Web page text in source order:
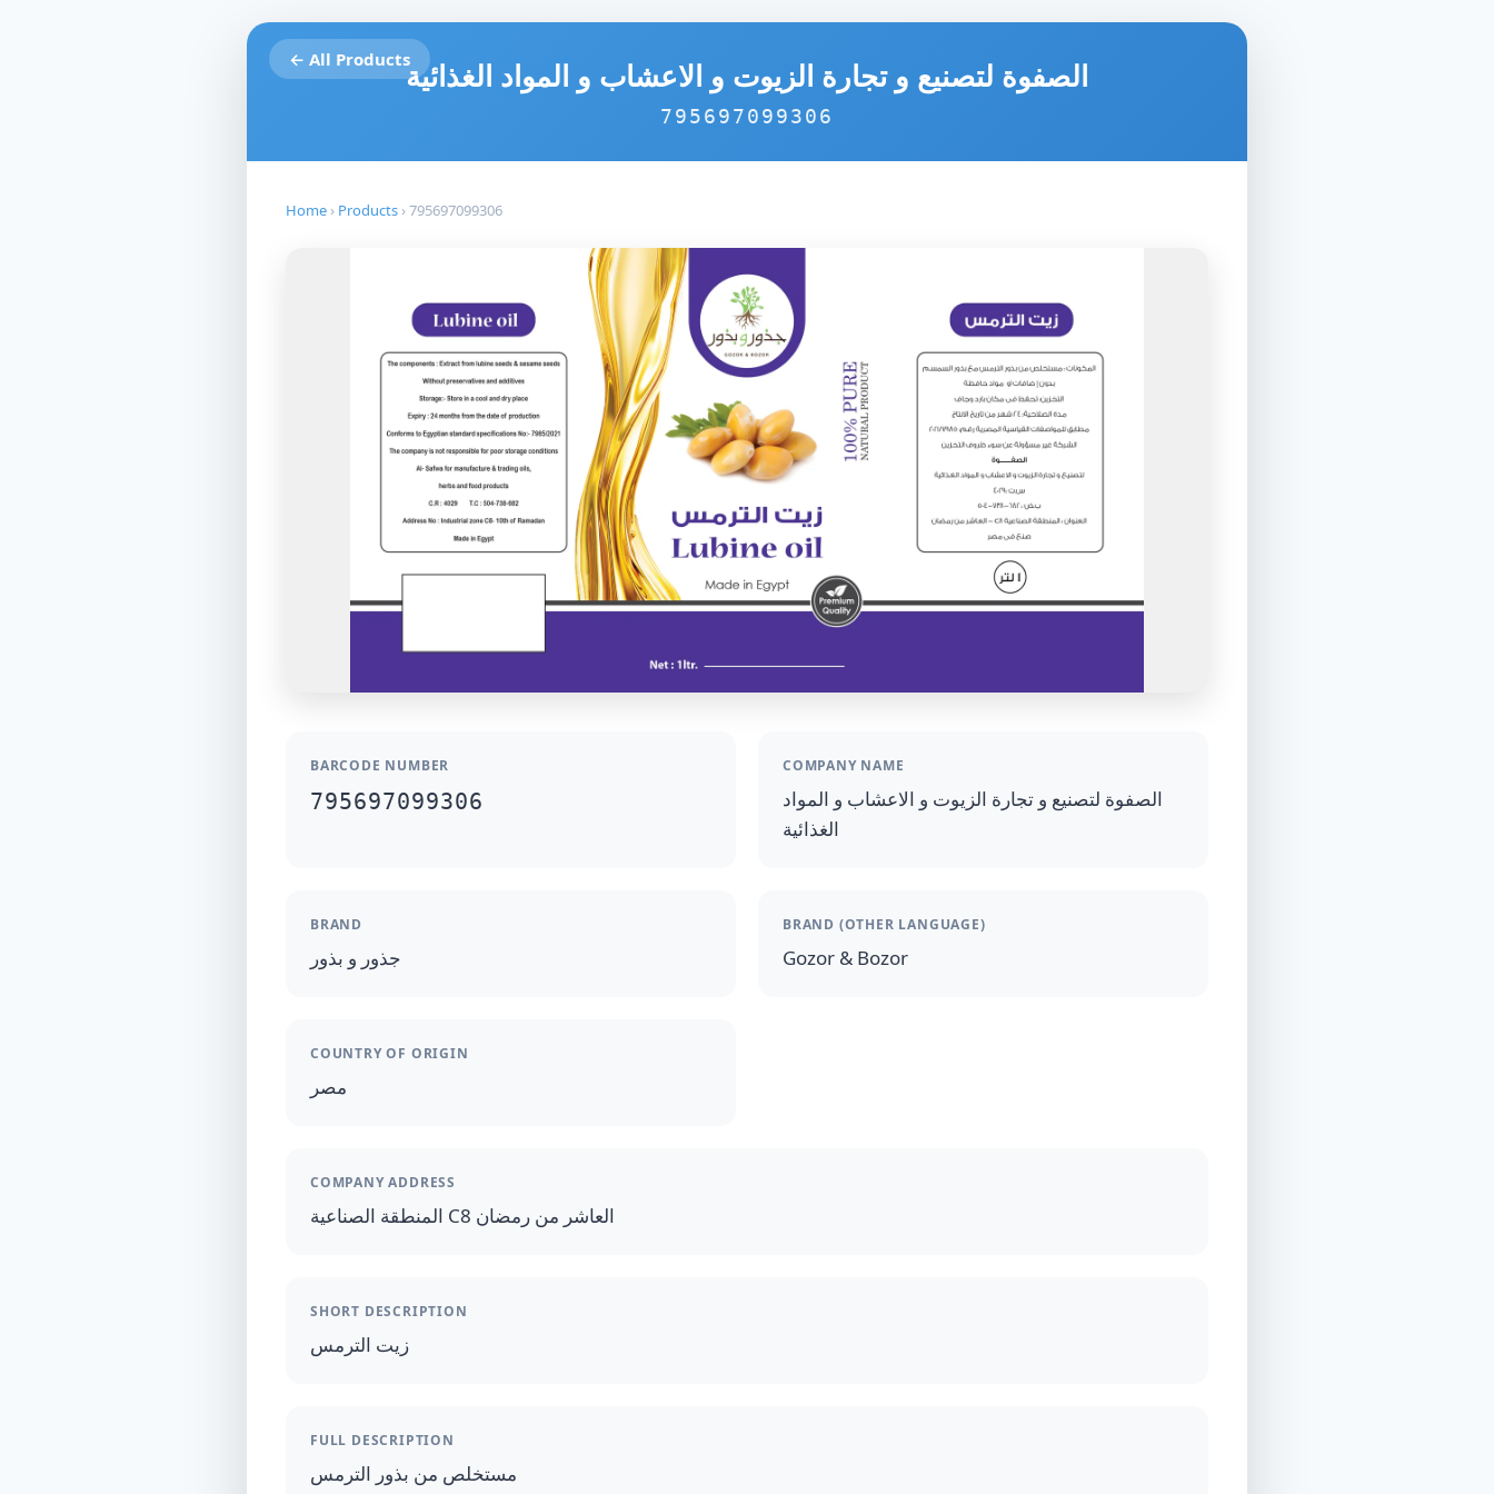
← All Productsالصفوة لتصنيع و تجارة الزيوت و الاعشاب و المواد الغذائية
795697099306
Home › Products ›795697099306
BARCODE NUMBER
795697099306
COMPANY NAME
الصفوة لتصنيع و تجارة الزيوت و الاعشاب و المواد
الغذائية
BRAND
جذور و بذور
BRAND (OTHER LANGUAGE)
Gozor & Bozor
COUNTRY OF ORIGIN
مصر
COMPANY ADDRESS
المنطقة الصناعية C8 العاشر من رمضان
SHORT DESCRIPTION
زيت الترمس
FULL DESCRIPTION
مستخلص من بذور الترمس